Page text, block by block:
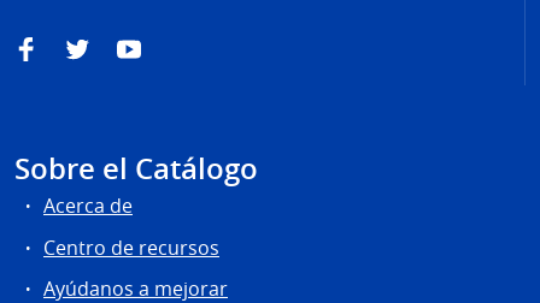
FacebookTwitterYouTube
Sobre el Catálogo
Acerca de
Centro de recursos
Ayúdanos a mejorar